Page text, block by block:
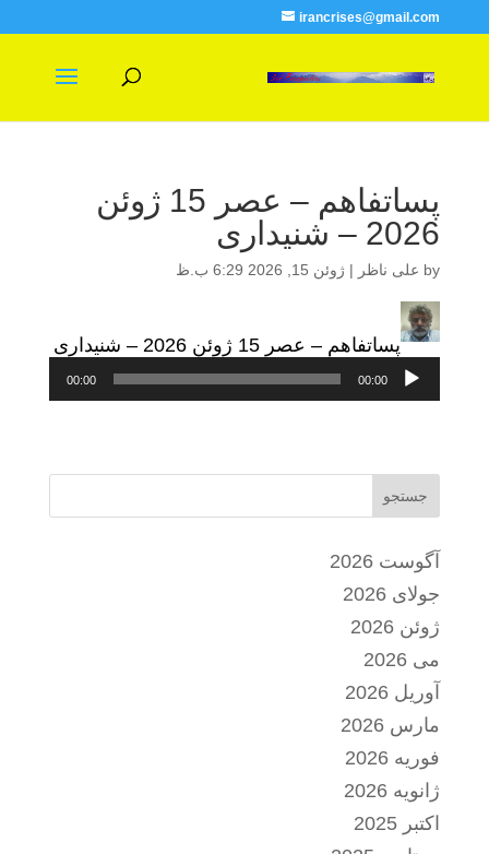
irancrises@gmail.com
پساتفاهم – عصر 15 ژوئن
2026 – شنیداری
by علی ناظر | ژوئن 15, 2026 6:29 ب.ظ
پساتفاهم – عصر 15 ژوئن 2026 – شنیداری
پخش‌کننده
صوت
00:00
00:00
جستجو
آگوست 2026
جولای 2026
ژوئن 2026
می 2026
آوریل 2026
مارس 2026
فوریه 2026
ژانویه 2026
اکتبر 2025